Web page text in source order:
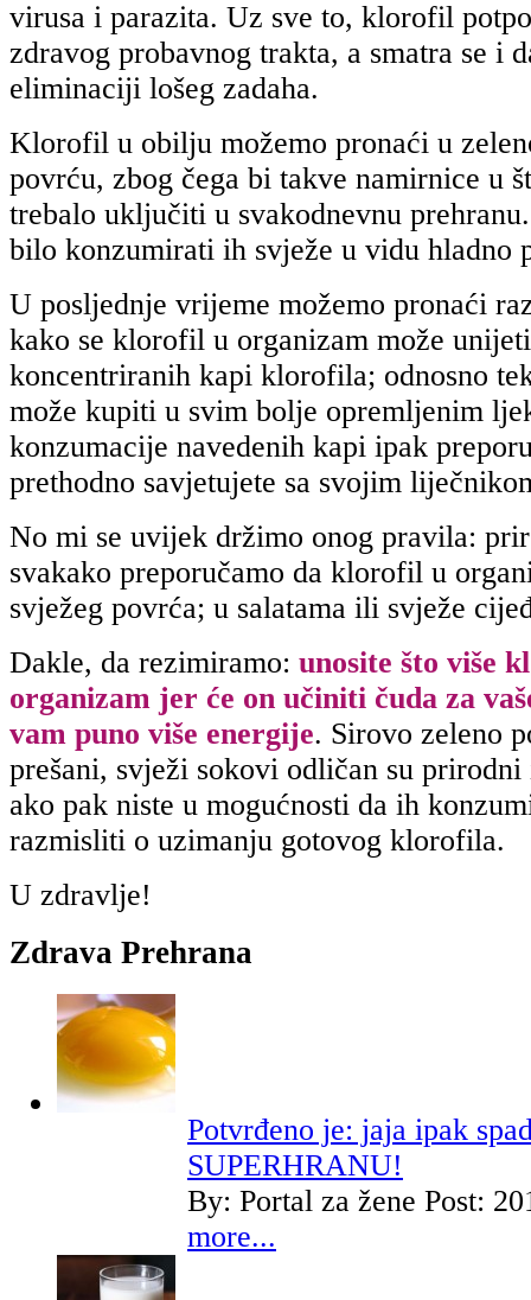
virusa i parazita. Uz sve to, klorofil
zdravog probavnog trakta, a smatra se i
eliminaciji lošeg zadaha.
Klorofil u obilju možemo pronaći u
povrću, zbog čega bi takve namirnice u
trebalo uključiti u svakodnevnu
bilo konzumirati ih svježe u vidu hladno
U posljednje vrijeme možemo pronaći
kako se klorofil u organizam može
koncentriranih kapi klorofila; odnosno
može kupiti u svim bolje opremljenim
konzumacije navedenih kapi ipak
prethodno savjetujete sa svojim
No mi se uvijek držimo onog pravila:
svakako preporučamo da klorofil u
svježeg povrća; u salatama ili svježe
Dakle, da rezimiramo: unosite što više
organizam jer će on učiniti čuda za
vam puno više energije. Sirovo zeleno
prešani, svježi sokovi odličan su
ako pak niste u mogućnosti da ih
razmisliti o uzimanju gotovog klorofila.
U zdravlje!
Zdrava Prehrana
Potvrđeno je: jaja ipak
SUPERHRANU!
By: Portal za žene Post:
more...